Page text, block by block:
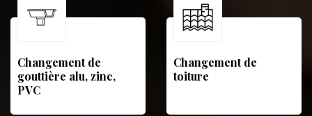
Changement de
gouttière alu, zinc,
PVC
Changement de
toiture